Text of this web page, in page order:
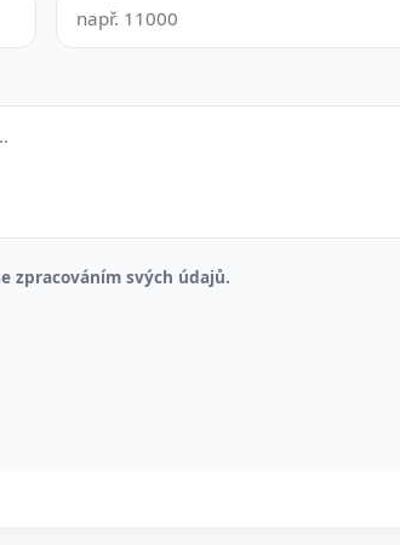
zpracováním svých údajů.